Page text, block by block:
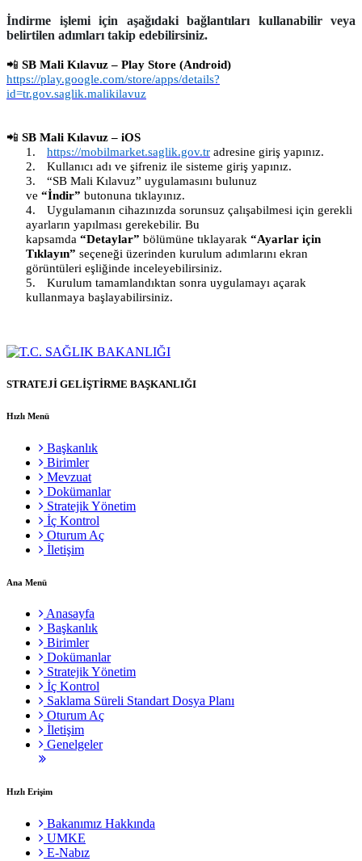
İndirme işlemi için aşağıdaki bağlantıları kullanabilir veya
belirtilen adımları takip edebilirsiniz.
📲 SB Mali Kılavuz – Play Store (Android)
https://play.google.com/store/apps/details?
id=tr.gov.saglik.malikilavuz
📲 SB Mali Kılavuz – iOS
1.
https://mobilmarket.saglik.gov.tr adresine giriş yapınız.
2.
Kullanıcı adı ve şifreniz ile sisteme giriş yapınız.
3.
“SB Mali Kılavuz” uygulamasını bulunuz
ve “İndir” butonuna tıklayınız.
4.
Uygulamanın cihazınızda sorunsuz çalışabilmesi için gerekli
ayarların yapılması gerekebilir. Bu
kapsamda “Detaylar” bölümüne tıklayarak “Ayarlar için
Tıklayın” seçeneği üzerinden kurulum adımlarını ekran
görüntüleri eşliğinde inceleyebilirsiniz.
5.
Kurulum tamamlandıktan sonra uygulamayı açarak
kullanmaya başlayabilirsiniz.
STRATEJİ GELİŞTİRME BAŞKANLIĞI
Hızlı Menü
Başkanlık
Birimler
Mevzuat
Dokümanlar
Stratejik Yönetim
İç Kontrol
Oturum Aç
İletişim
Ana Menü
Anasayfa
Başkanlık
Birimler
Dokümanlar
Stratejik Yönetim
İç Kontrol
Saklama Süreli Standart Dosya Planı
Oturum Aç
İletişim
Genelgeler
Hızlı Erişim
Bakanımız Hakkında
UMKE
E-Nabız